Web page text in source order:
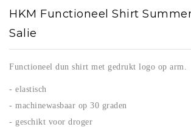
HKM Functioneel Shirt
Salie
Functioneel dun shirt met gedrukt logo op arm.
- elastisch
- machinewasbaar op 30 graden
- geschikt voor droger